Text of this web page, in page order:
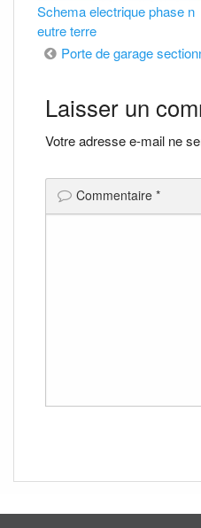
Schema electrique phase n
eutre terre
Navigation
de
l’article
Porte de garage
Laisser un
Votre adresse e-mail ne
Commentaire *